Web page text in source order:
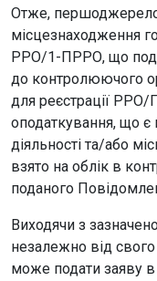
Отже,
місцезнаходження
РРО/1-ПРРО, що
до контролюючого
для реєстрації РРО/
оподаткування, що є
діяльності та/або
взято на облік в
поданого
Виходячи з
незалежно від
може подати заяву в